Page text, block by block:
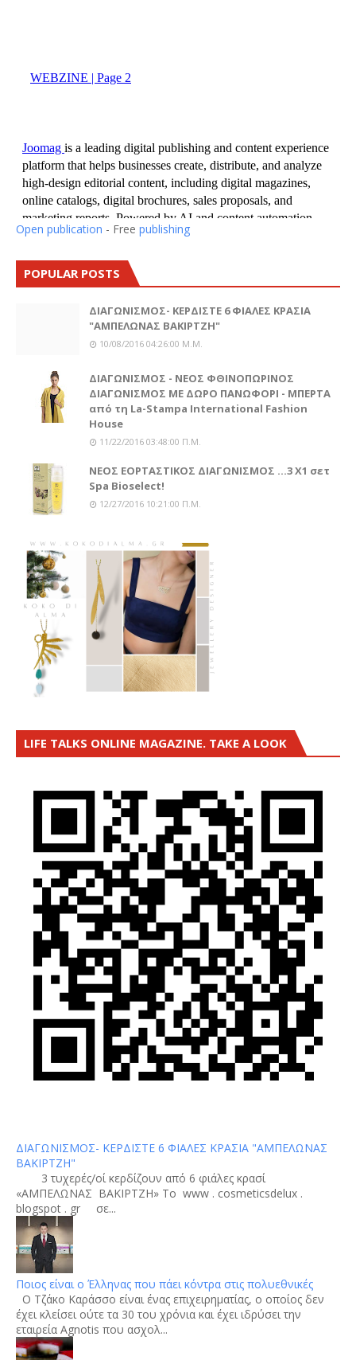
Open publication - Free publishing
POPULAR POSTS
ΔΙΑΓΩΝΙΣΜΟΣ- ΚΕΡΔΙΣΤΕ 6 ΦΙΑΛΕΣ ΚΡΑΣΙΑ
"ΑΜΠΕΛΩΝΑΣ ΒΑΚΙΡΤΖΗ"
10/08/2016 04:26:00 Μ.μ.
ΔΙΑΓΩΝΙΣΜΟΣ - ΝΕΟΣ ΦΘΙΝΟΠΩΡΙΝΟΣ
ΔΙΑΓΩΝΙΣΜΟΣ ΜΕ ΔΩΡΟ ΠΑΝΩΦΟΡΙ - ΜΠΕΡΤΑ
από τη La-Stampa International Fashion
House
11/22/2016 03:48:00 Π.μ.
ΝΕΟΣ ΕΟΡΤΑΣΤΙΚΟΣ ΔΙΑΓΩΝΙΣΜΟΣ ...3 Χ1 σετ
Spa Bioselect!
12/27/2016 10:21:00 Π.μ.
LIFE TALKS ONLINE MAGAZINE. TAKE A LOOK
ΔΙΑΓΩΝΙΣΜΟΣ- ΚΕΡΔΙΣΤΕ 6 ΦΙΑΛΕΣ ΚΡΑΣΙΑ "ΑΜΠΕΛΩΝΑΣ
ΒΑΚΙΡΤΖΗ"
3 τυχερές/οί κερδίζουν από 6 φιάλες κρασί
«ΑΜΠΕΛΩΝΑΣ ΒΑΚΙΡΤΖΗ» To www . cosmeticsdelux .
blogspot . gr σε...
Ποιος είναι ο Έλληνας που πάει κόντρα στις πολυεθνικές
Ο Τζάκο Καράσσο είναι ένας επιχειρηματίας, ο οποίος δεν
έχει κλείσει ούτε τα 30 του χρόνια και έχει ιδρύσει την
εταιρεία Agnotis που ασχολ...